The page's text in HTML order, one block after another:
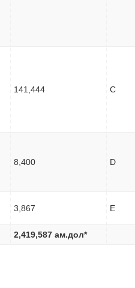
141,444 C
8,400 D
3,867 E
2,419,587 ам.дол*